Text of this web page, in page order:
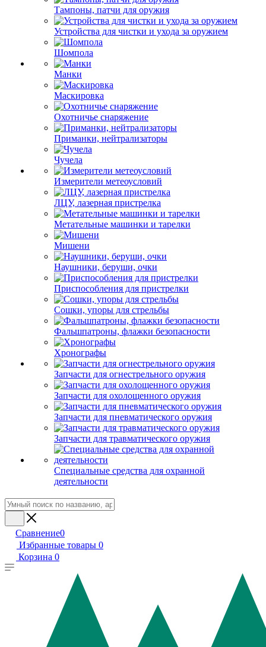
Тампоны, патчи для оружия
Устройства для чистки и ухода за оружием
Шомпола
Манки
Маскировка
Охотничье снаряжение
Приманки, нейтрализаторы
Чучела
Измерители метеоусловий
ЛЦУ, лазерная пристрелка
Метательные машинки и тарелки
Мишени
Наушники, беруши, очки
Приспособления для пристрелки
Сошки, упоры для стрельбы
Фальшпатроны, флажки безопасности
Хронографы
Запчасти для огнестрельного оружия
Запчасти для охолощенного оружия
Запчасти для пневматического оружия
Запчасти для травматического оружия
Специальные средства для охранной
деятельности
Сравнение0
Избранные товары 0
Корзина 0